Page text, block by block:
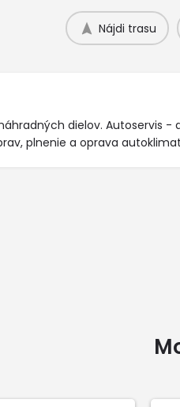
Nájdi trasu
dielov. Autoservis -
plnenie a oprava